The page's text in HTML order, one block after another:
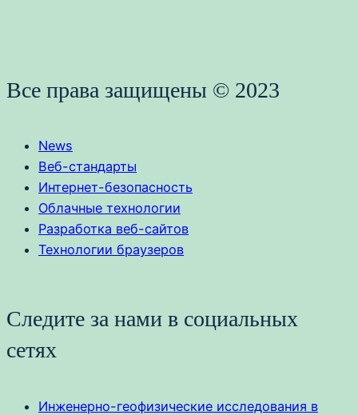
Все права защищены © 2023
News
Веб-стандарты
Интернет-безопасность
Облачные технологии
Разработка веб-сайтов
Технологии браузеров
Следите за нами в социальных
сетях
Инженерно-геофизические исследования в